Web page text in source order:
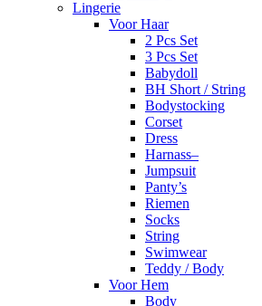
Lingerie
Voor Haar
2 Pcs Set
3 Pcs Set
Babydoll
BH Short / String
Bodystocking
Corset
Dress
Harnass–
Jumpsuit
Panty’s
Riemen
Socks
String
Swimwear
Teddy / Body
Voor Hem
Body